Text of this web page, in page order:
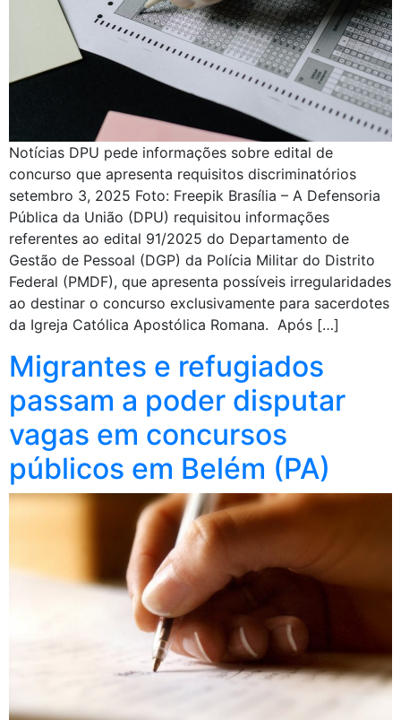
Notícias DPU pede informações sobre edital de
concurso que apresenta requisitos discriminatórios
setembro 3, 2025 Foto: Freepik Brasília – A Defensoria
Pública da União (DPU) requisitou informações
referentes ao edital 91/2025 do Departamento de
Gestão de Pessoal (DGP) da Polícia Militar do Distrito
Federal (PMDF), que apresenta possíveis irregularidades
ao destinar o concurso exclusivamente para sacerdotes
da Igreja Católica Apostólica Romana. Após […]
Migrantes e refugiados
passam a poder disputar
vagas em concursos
públicos em Belém (PA)